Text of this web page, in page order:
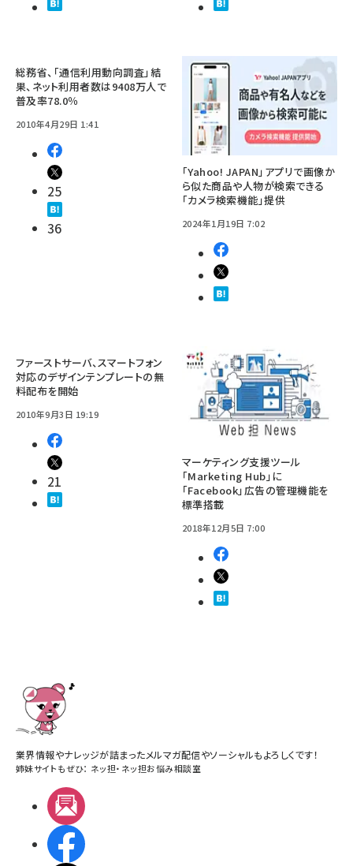
総務省、「通信利用動向調査」結
果、ネット利用者数は9408万人で
普及率78.0％
2010年4月29日 1:41
25
36
「Yahoo! JAPAN」アプリで画像か
ら似た商品や人物が検索できる
「カメラ検索機能」提供
2024年1月19日 7:02
ファーストサーバ、スマートフォン
対応のデザインテンプレートの無
料配布を開始
2010年9月3日 19:19
21
マーケティング支援ツール
「Marketing Hub」に
「Facebook」広告の管理機能を
標準搭載
2018年12月5日 7:00
業界情報やナレッジが詰まったメルマガ配信やソーシャルもよろしくです！
姉妹サイトもぜひ： ネッ担・ ネッ担お悩み相談室